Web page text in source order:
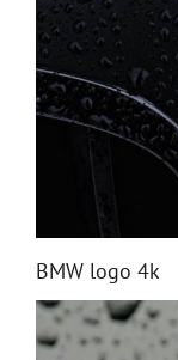
BMW logo 4k